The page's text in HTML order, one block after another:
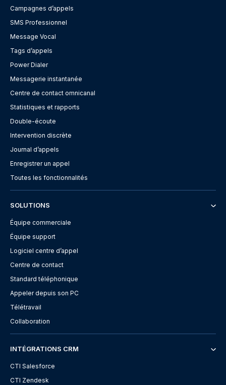
Campagnes d’appels
SMS Professionnel
Message Vocal
Tags d’appels
Power Dialer
Messagerie instantanée
Centre de contact omnicanal
Statistiques et rapports
Double-écoute
Intervention discrète
Journal d’appels
Enregistrer un appel
Toutes les fonctionnalités
SOLUTIONS
Équipe commerciale
Équipe support
Logiciel centre d’appel
Centre de contact
Standard téléphonique
Appeler depuis son PC
Télétravail
Collaboration
INTÉGRATIONS CRM
CTI Salesforce
CTI Zendesk